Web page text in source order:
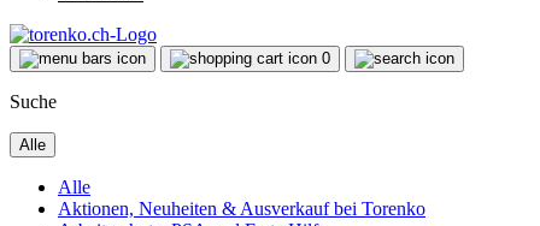
0
Suche
Alle
Alle
Aktionen, Neuheiten & Ausverkauf bei Torenko